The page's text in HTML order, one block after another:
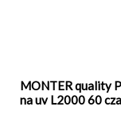
MONTER quality
na uv L2000 60